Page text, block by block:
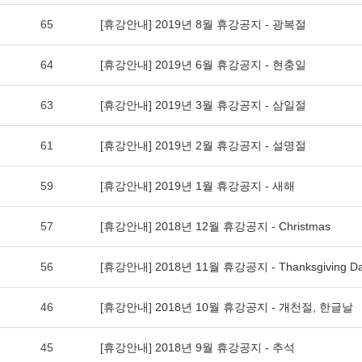
65 [휴강안내] 2019년 8월 휴강공지 - 광복절
64 [휴강안내] 2019년 6월 휴강공지 - 현충일
63 [휴강안내] 2019년 3월 휴강공지 - 삼일절
61 [휴강안내] 2019년 2월 휴강공지 - 설명절
59 [휴강안내] 2019년 1월 휴강공지 - 새해
57 [휴강안내] 2018년 12월 휴강공지 - Christmas
56 [휴강안내] 2018년 11월 휴강공지 - Thanksgiving
46 [휴강안내] 2018년 10월 휴강공지 - 개천절, 한글날
45 [휴강안내] 2018년 9월 휴강공지 - 추석